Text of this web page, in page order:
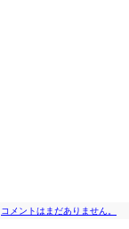
コメントはまだありません。